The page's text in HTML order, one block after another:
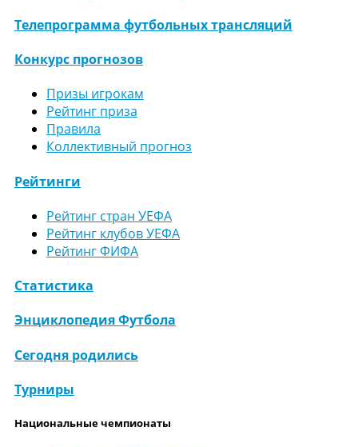
Телепрограмма футбольных трансляций
Конкурс прогнозов
Призы игрокам
Рейтинг приза
Правила
Коллективный прогноз
Рейтинги
Рейтинг стран УЕФА
Рейтинг клубов УЕФА
Рейтинг ФИФА
Статистика
Энциклопедия Футбола
Сегодня родились
Турниры
Национальные чемпионаты